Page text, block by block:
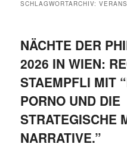
SCHLAGWORTARCHIV:
NÄCHTE DER
2026 IN WIEN:
STAEMPFLI MIT
PORNO UND DIE
STRATEGISCHE
NARRATIVE.”